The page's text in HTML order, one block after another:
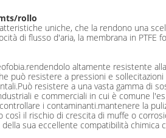
rollo
uniche, che la rendono una
di flusso d'aria, la membrana in
altamente resistente
può resistere a pressioni e
resistere a una vasta gamma di
e commerciali in cui è comune
i contaminanti.mantenere la
il rischio di crescita di muffe o
sua eccellente compatibilità chimica